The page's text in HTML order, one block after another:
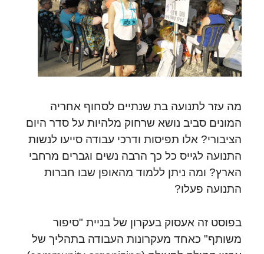
מה עזר לתנועה בת שנתיים לסחוף אחריה
המונים סביב נושא שרחוק מלהיות על סדר היום
הציבורי? אלו תפיסות ודרכי עבודה סייעו לנשות
התנועה לגייס כל כך הרבה נשים וגברים מרחבי
הארץ? ומה ניתן ללמוד מהאופן שבו חברות
התנועה פעלו?
בפוסט זה אעסוק בעקרון של בניית "סיפור
משותף" כאחד מעקרונות העבודה בתהליך של